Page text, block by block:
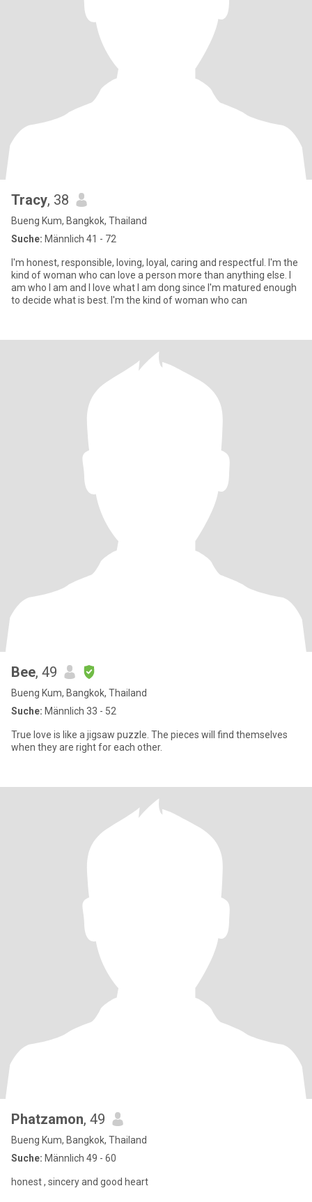
Tracy, 38
Bueng Kum, Bangkok, Thailand
Suche: Männlich 41 - 72
I'm honest, responsible, loving, loyal, caring and respectful. I'm the
kind of woman who can love a person more than anything else. I
am who I am and I love what I am dong since I'm matured enough
to decide what is best. I'm the kind of woman who can
Bee, 49
Bueng Kum, Bangkok, Thailand
Suche: Männlich 33 - 52
True love is like a jigsaw puzzle. The pieces will find themselves
when they are right for each other.
Phatzamon, 49
Bueng Kum, Bangkok, Thailand
Suche: Männlich 49 - 60
honest , sincery and good heart